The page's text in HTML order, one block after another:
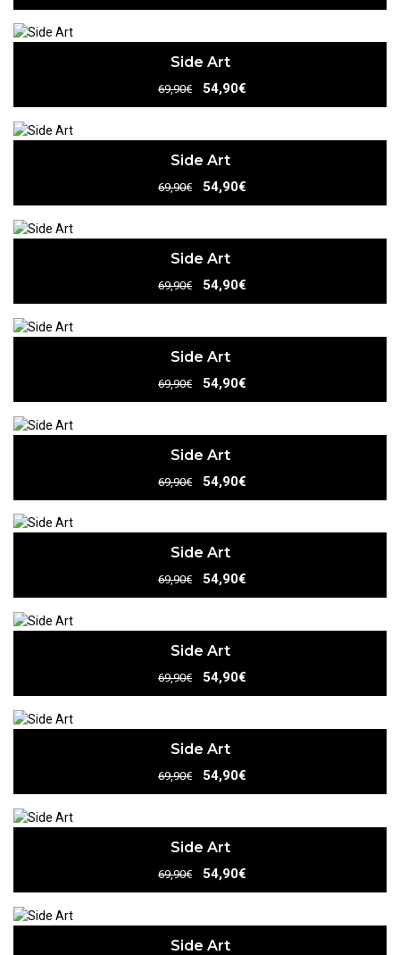
Side Art
69,90€ 54,90€
Side Art
69,90€ 54,90€
Side Art
69,90€ 54,90€
Side Art
69,90€ 54,90€
Side Art
69,90€ 54,90€
Side Art
69,90€ 54,90€
Side Art
69,90€ 54,90€
Side Art
69,90€ 54,90€
Side Art
69,90€ 54,90€
Side Art